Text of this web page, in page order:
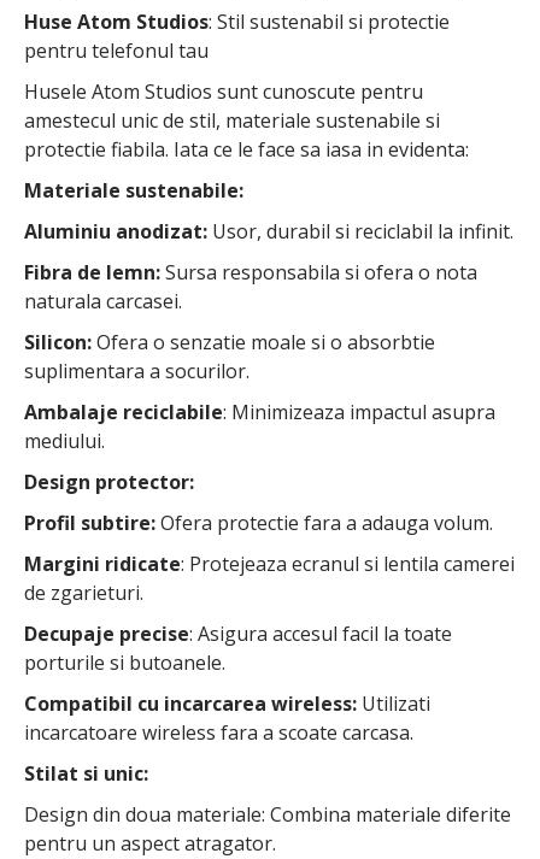
Huse Atom Studios: Stil sustenabil si protectie
pentru telefonul tau
Husele Atom Studios sunt cunoscute pentru
amestecul unic de stil, materiale sustenabile si
protectie fiabila. Iata ce le face sa iasa in evidenta:
Materiale sustenabile:
Aluminiu anodizat: Usor, durabil si reciclabil la infinit.
Fibra de lemn:Sursa responsabila si ofera o nota
naturala carcasei.
Silicon:Ofera o senzatie moale si o absorbtie
suplimentara a socurilor.
Ambalaje reciclabile: Minimizeaza impactul asupra
mediului.
Design protector:
Profil subtire:Ofera protectie fara a adauga volum.
Margini ridicate: Protejeaza ecranul si lentila camerei
de zgarieturi.
Decupaje precise: Asigura accesul facil la toate
porturile si butoanele.
Compatibil cu incarcarea wireless: Utilizati
incarcatoare wireless fara a scoate carcasa.
Stilat si unic:
Design din doua materiale: Combina materiale diferite
pentru un aspect atragator.